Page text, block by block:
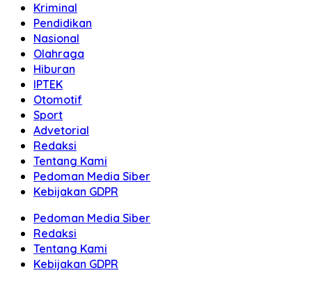
Kriminal
Pendidikan
Nasional
Olahraga
Hiburan
IPTEK
Otomotif
Sport
Advetorial
Redaksi
Tentang Kami
Pedoman Media Siber
Kebijakan GDPR
Pedoman Media Siber
Redaksi
Tentang Kami
Kebijakan GDPR